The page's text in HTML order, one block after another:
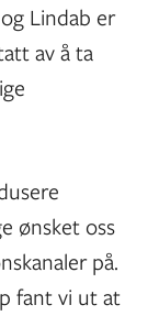
Lindab er
av å ta
ønsket oss
på.
fant vi ut at